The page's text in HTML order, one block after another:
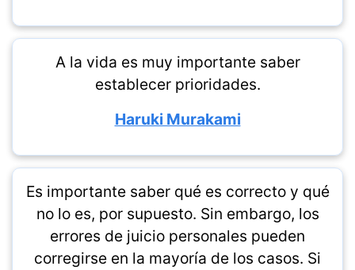
A la vida es muy importante saber
establecer prioridades.
Haruki Murakami
Es importante saber qué es correcto y qué
no lo es, por supuesto. Sin embargo, los
errores de juicio personales pueden
corregirse en la mayoría de los casos. Si